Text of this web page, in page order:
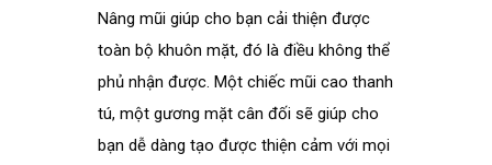
Nâng mũi giúp cho bạn cải thiện được
toàn bộ khuôn mặt, đó là điều không thể
phủ nhận được. Một chiếc mũi cao thanh
tú, một gương mặt cân đối sẽ giúp cho
bạn dễ dàng tạo được thiện cảm với mọi